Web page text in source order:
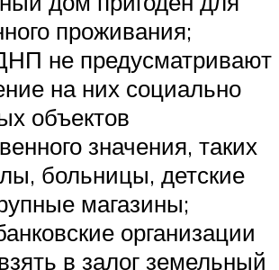
проживания;
не предусматривают
на них социально
объектов
значения, таких
больницы, детские
магазины;
организации
в залог земельный